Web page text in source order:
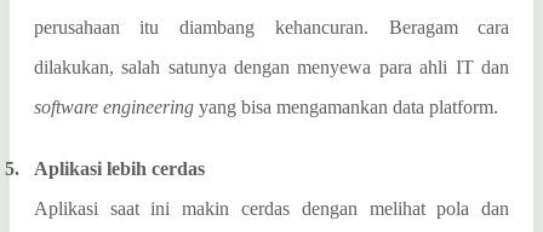
perusahaan itu diambang kehancuran. Beragam cara
dilakukan, salah satunya dengan menyewa para ahli IT dan
software engineeringyang bisa mengamankan data platform.
5.
Aplikasi lebih cerdas
Aplikasi saat ini makin cerdas dengan melihat pola dan